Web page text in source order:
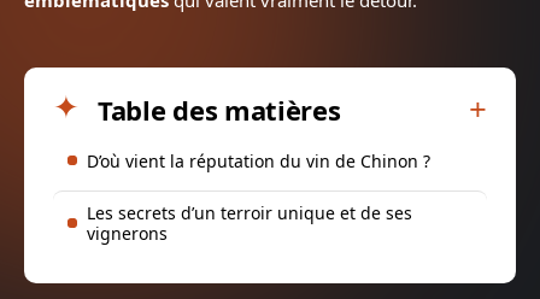
Table des matières
D’où vient la réputation du vin de Chinon ?
Les secrets d’un terroir unique et de ses
vignerons